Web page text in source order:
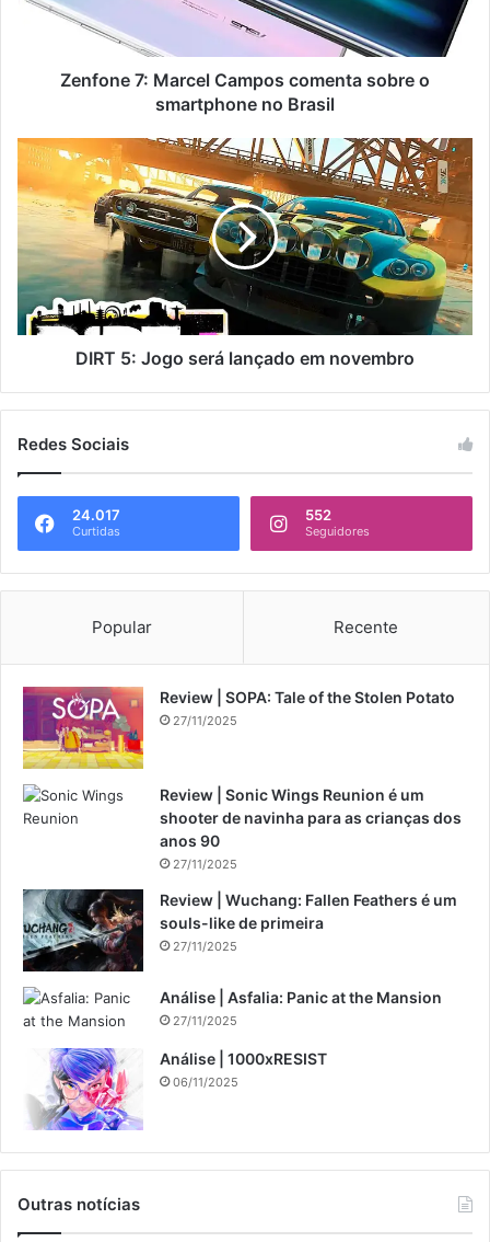
Zenfone 7: Marcel Campos comenta sobre o
smartphone no Brasil
DIRT 5: Jogo será lançado em novembro
Redes Sociais
24.017
Curtidas
552
Seguidores
Popular Recente
Review | SOPA: Tale of the Stolen Potato
27/11/2025
Review | Sonic Wings Reunion é um
shooter de navinha para as crianças dos
anos 90
27/11/2025
Review | Wuchang: Fallen Feathers é um
souls-like de primeira
27/11/2025
Análise | Asfalia: Panic at the Mansion
27/11/2025
Análise | 1000xRESIST
06/11/2025
Outras notícias